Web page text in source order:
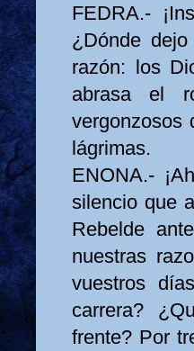
FEDRA.-
¿Dónde
razón: los
abrasa el
vergonzosos
lágrimas.
ENONA.-
silencio que
Rebelde
nuestras
vuestros
carrera?
frente? Por